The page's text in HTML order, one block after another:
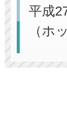
平成
（ホ